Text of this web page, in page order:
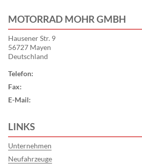
MOTORRAD MOHR GMBH
Hausener Str. 9
56727 Mayen
Deutschland
Telefon:
Fax:
E-Mail:
LINKS
Unternehmen
Neufahrzeuge